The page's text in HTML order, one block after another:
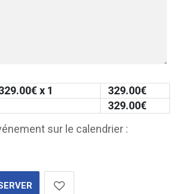
€ x 1 329.00€
329.00€
sur le calendrier :